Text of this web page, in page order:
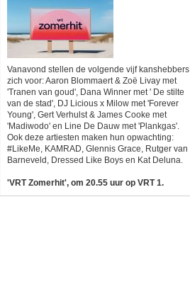
Vanavond stellen de volgende vijf kanshebbers
zich voor: Aaron Blommaert & Zoë Livay met
'Tranen van goud', Dana Winner met ' De stilte
van de stad', DJ Licious x Milow met 'Forever
Young', Gert Verhulst & James Cooke met
'Madiwodo' en Line De Dauw met 'Plankgas'.
Ook deze artiesten maken hun opwachting:
#LikeMe, KAMRAD, Glennis Grace, Rutger van
Barneveld, Dressed Like Boys en Kat Deluna.
'VRT Zomerhit', om 20.55 uur op VRT 1.